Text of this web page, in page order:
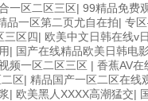
一区二区三区| 99精品免费
品一区第二页尤自在拍| 专
三区四| 欧美中文日韩在线v
| 国产在线精品欧美日韩电
频一区二区三区 | 香蕉AV在
区| 精品国产一区二区在线
| 欧美黑人XXXX高潮猛交|